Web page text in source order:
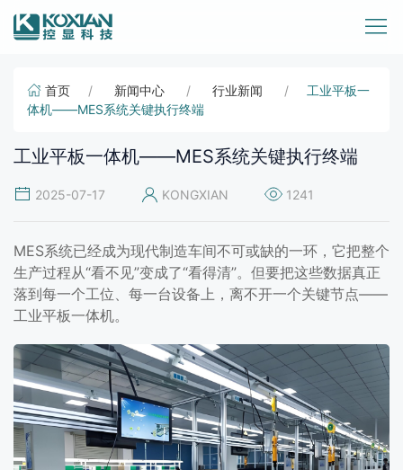
首页 新闻中心 行业新闻
工业平板一
体机——MES系统关键执行终端
工业平板一体机——MES系统关键执行终端
2025-07-17 KONGXIAN 1241
MES系统已经成为现代制造车间不可或缺的一环，它把整个
生产过程从“看不见”变成了“看得清”。但要把这些数据真正
落到每一个工位、每一台设备上，离不开一个关键节点——
工业平板一体机。